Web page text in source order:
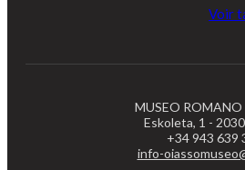
Voir
MUSEO
Eskoleta, 1 -
+34 943 639
info-